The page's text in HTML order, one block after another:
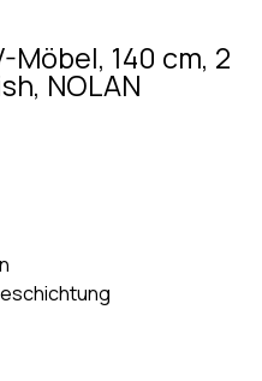
140 cm, 2
NOLAN